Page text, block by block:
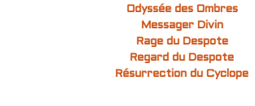
Odyssée des Ombres
Messager Divin
Rage du Despote
Regard du Despote
Résurrection du Cyclope